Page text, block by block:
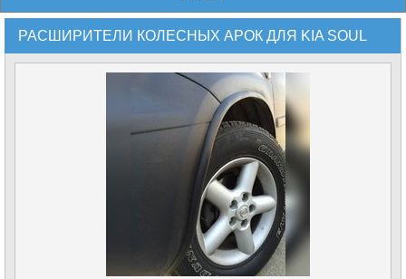
РАСШИРИТЕЛИ КОЛЕСНЫХ АРОК ДЛЯ KIA SOUL